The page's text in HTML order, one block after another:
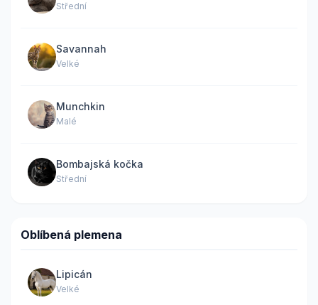
Střední
Savannah
Velké
Munchkin
Malé
Bombajská kočka
Střední
Oblíbená plemena
Lipicán
Velké